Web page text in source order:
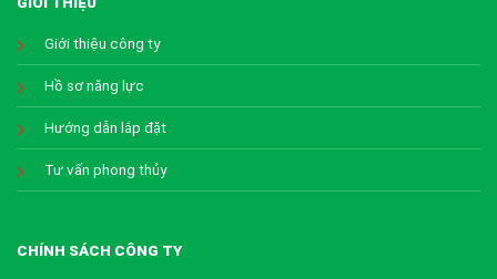
Giới thiệu công ty
Hồ sơ năng lực
Hướng dẫn lắp đặt
Tư vấn phong thủy
CHÍNH SÁCH CÔNG TY